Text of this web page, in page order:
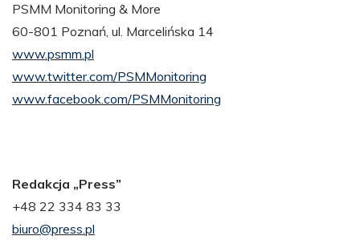
PSMM Monitoring & More
60-801 Poznań, ul. Marcelińska 14
www.psmm.pl
www.twitter.com/PSMMonitoring
www.facebook.com/PSMMonitoring
Redakcja „Press”
+48 22 334 83 33
biuro@press.pl